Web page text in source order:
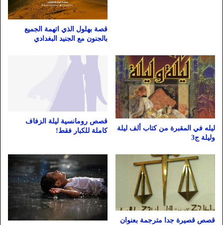
قصة بهلول الذي اتهمة الجميع
بالجنون مع الجنيد البغدادي
ليله في المقبرة من كتاب ألف ليلة
وليلة ج3
قصص رومانسية ليلة الزفاف
كاملة للكبار فقط!
قصص قصيرة جدا مترجمة بعنوان